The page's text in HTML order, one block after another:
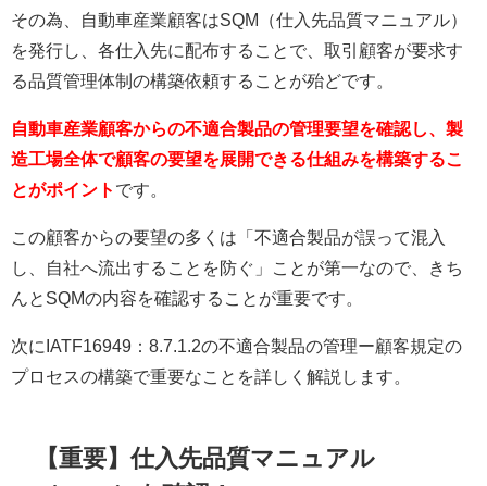
その為、自動車産業顧客はSQM（仕入先品質マニュアル）
を発行し、各仕入先に配布することで、取引顧客が要求す
る品質管理体制の構築依頼することが殆どです。
自動車産業顧客からの不適合製品の管理要望を確認し、製
造工場全体で顧客の要望を展開できる仕組みを構築するこ
とがポイント です。
この顧客からの要望の多くは「不適合製品が誤って混入
し、自社へ流出することを防ぐ」ことが第一なので、きち
んとSQMの内容を確認することが重要です。
次にIATF16949：8.7.1.2の不適合製品の管理ー顧客規定の
プロセスの構築で重要なことを詳しく解説します。
【重要】仕入先品質マニュアル